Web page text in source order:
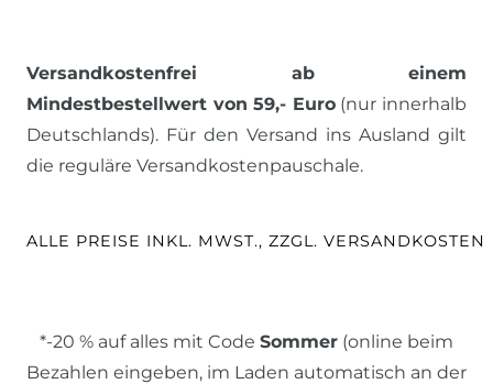
Versandkostenfrei ab einem
Mindestbestellwert von 59,- Euro(nur innerhalb
Deutschlands). Für den Versand ins Ausland gilt
die reguläre Versandkostenpauschale.
ALLE PREISE INKL. MWST., ZZGL. VERSANDKOSTEN
*-20 % auf alles mit Code Sommer (online beim
Bezahlen eingeben, im Laden automatisch an der